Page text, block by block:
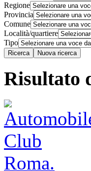
Regione
Provincia
Comune
Località/quartiere
Tipo
Risultato